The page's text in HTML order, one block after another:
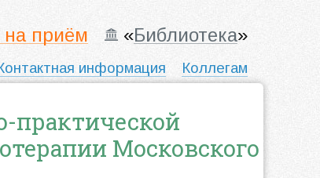
на приём «Библиотека»
информация Коллегам
практической
Московского